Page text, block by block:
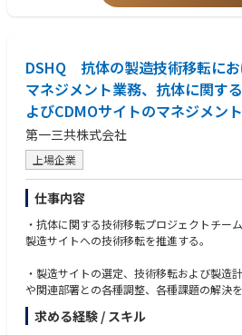
DSHQ 抗体の製造技術移転に
マネジメント業務、抗体に関す
よびCDMOサイトのマネジメン
第一三共株式会社
上場企業
仕事内容
・抗体に関する技術移転プロジェクトチー
製造サイトへの技術移転を推進する。
・製造サイトの選定、技術移転および製造
や関連部署との各種調整、各種課題の解決
制を構築する。
求める経験 / スキル